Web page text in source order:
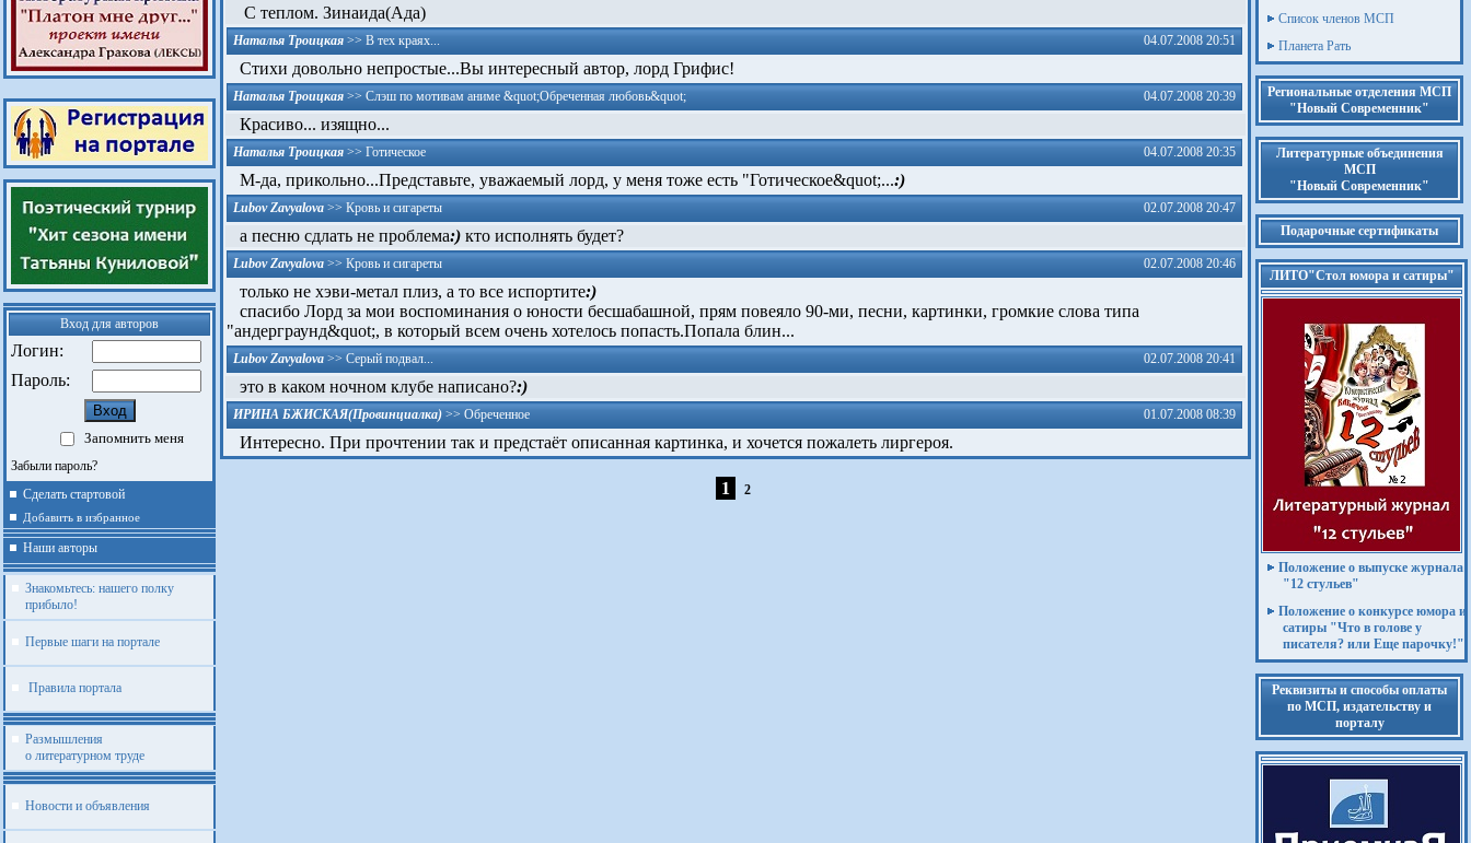
Вход для авторов
Логин:
Пароль:
Запомнить меня
Забыли пароль?
Сделать стартовой
Добавить в избранное
Наши авторы
Знакомьтесь: нашего полку
прибыло!
Первые шаги на портале
Правила портала
Размышления
о литературном труде
Новости и объявления
С теплом. Зинаида(Ада)
Наталья Троицкая >> В тех краях... 04.07.2008 20:51
Стихи довольно непростые...Вы интересный автор, лорд Грифис!
Наталья Троицкая >> Слэш по мотивам аниме &quot;Обреченная любовь&quot; 04.07.2008 20:39
Красиво... изящно...
Наталья Троицкая >> Готическое 04.07.2008 20:35
М-да, прикольно...Представ­ьте,­ уважаемый лорд, у меня тоже есть "Готическое&quo­t;...­:)
Lubov Zavyalova >> Кровь и сигареты 02.07.2008 20:47
а песню сдлать не проблема:) кто исполнять будет?
Lubov Zavyalova >> Кровь и сигареты 02.07.2008 20:46
только не хэви-метал плиз, а то все испортите:)
спасибо Лорд за мои воспоминания о юности бесшабашной, прям повеяло 90-ми, песни, картинки, громкие слова типа
"андерграунд&qu­ot;,­ в который всем очень хотелось попасть.Попала блин...
Lubov Zavyalova >> Серый подвал... 02.07.2008 20:41
это в каком ночном клубе написано?:)
ИРИНА БЖИСКАЯ(Провинциалка) >> Обреченное 01.07.2008 08:39
Интересно. При прочтении так и предстаёт описанная картинка, и хочется пожалеть лиргероя.
1 2
Список членов МСП
Планета Рать
Региональные отделения МСП
"Новый Современник"
Литературные объединения
МСП
"Новый Современник"
Подарочные сертификаты
ЛИТО"Стол юмора и сатиры"
Положение о выпуске журнала
"12 стульев"
Положение о конкурсе юмора и
сатиры "Что в голове у
писателя? или Еще парочку!"
Реквизиты и способы оплаты
по МСП, издательству и
порталу